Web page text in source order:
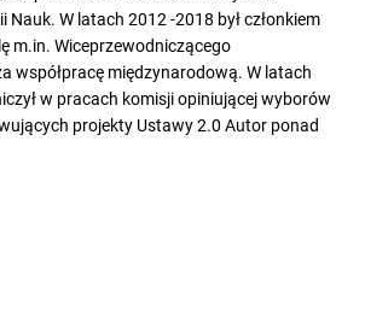
Nauk. W latach 2012 -2018 był członkiem
m.in. Wiceprzewodniczącego
współpracę międzynarodową. W latach
w pracach komisji opiniującej wyborów
projekty Ustawy 2.0 Autor ponad